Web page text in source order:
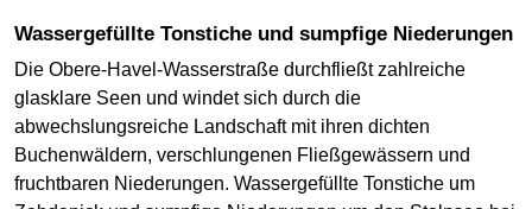
Wassergefüllte Tonstiche und sumpfige Niederungen
Die Obere-Havel-Wasserstraße durchfließt zahlreiche
glasklare Seen und windet sich durch die
abwechslungsreiche Landschaft mit ihren dichten
Buchenwäldern, verschlungenen Fließgewässern und
fruchtbaren Niederungen. Wassergefüllte Tonstiche um